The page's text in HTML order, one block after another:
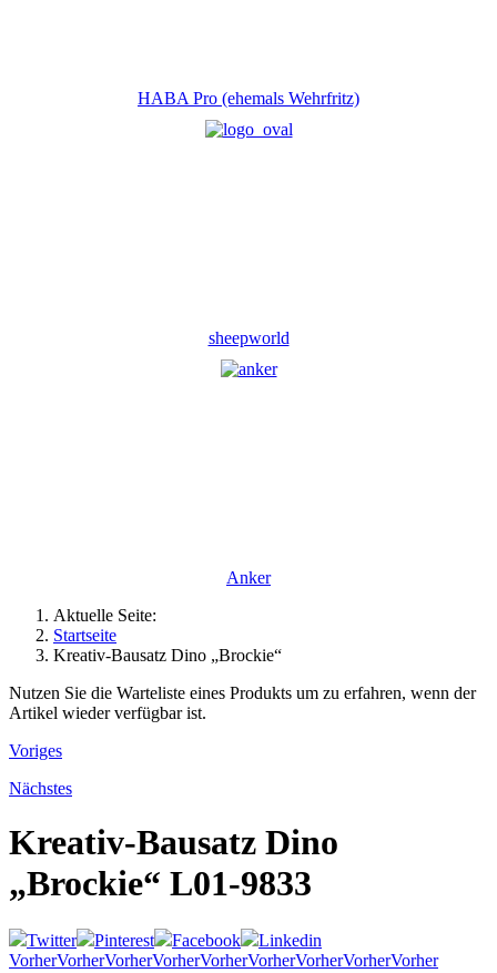
HABA Pro (ehemals Wehrfritz)
sheepworld
Anker
Aktuelle Seite:
Startseite
Kreativ-Bausatz Dino „Brockie“
Nutzen Sie die Warteliste eines Produkts um zu erfahren, wenn der
Artikel wieder verfügbar ist.
Voriges
Nächstes
Kreativ-Bausatz Dino
„Brockie“ L01-9833
Twitter Pinterest Facebook
Linkedin
VorherVorherVorherVorherVorherVorherVorherVorherVorher